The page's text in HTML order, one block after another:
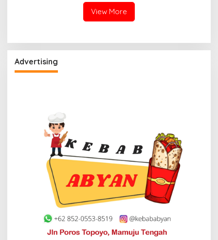
View More
Advertising